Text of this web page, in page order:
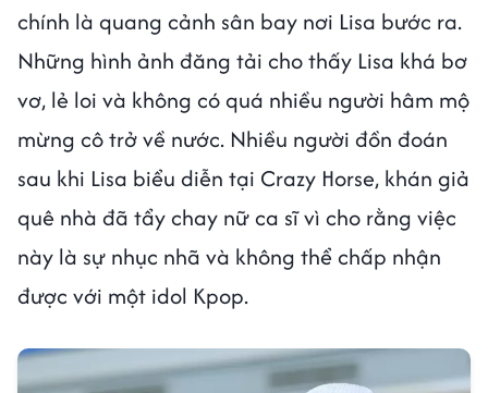
chính là quang cảnh sân bay nơi Lisa bước ra.
Những hình ảnh đăng tải cho thấy Lisa khá bơ
vơ, lẻ loi và không có quá nhiều người hâm mộ
mừng cô trở về nước. Nhiều người đồn đoán
sau khi Lisa biểu diễn tại Crazy Horse, khán giả
quê nhà đã tẩy chay nữ ca sĩ vì cho rằng việc
này là sự nhục nhã và không thể chấp nhận
được với một idol Kpop.